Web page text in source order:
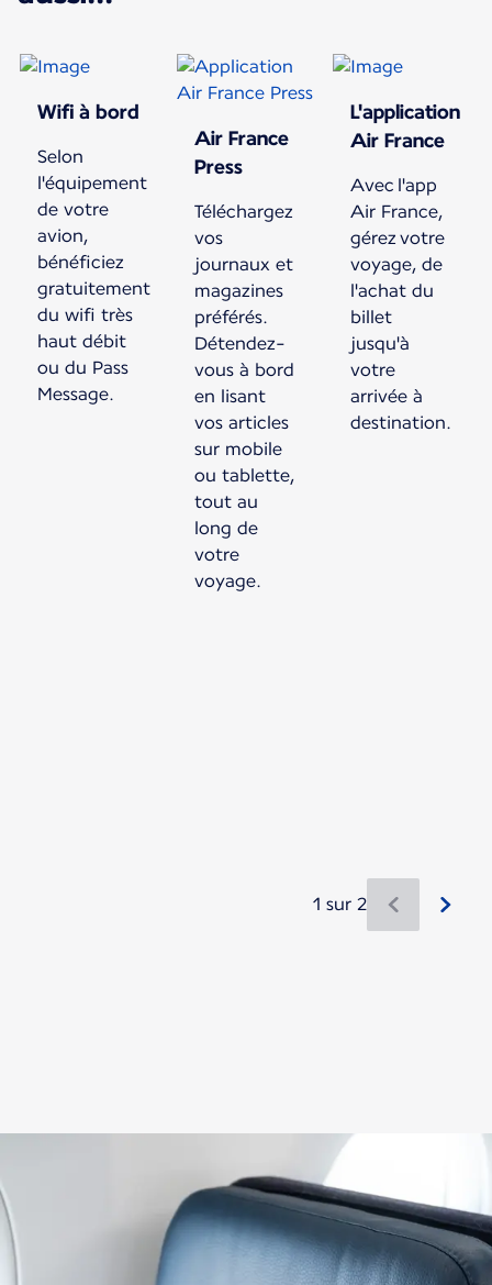
Wifi à bord
Selon
l'équipement
de votre
avion,
bénéficiez
gratuitement
du wifi très
haut débit
ou du Pass
Message.
Air France
Press
Téléchargez
vos
journaux et
magazines
préférés.
Détendez-
vous à bord
en lisant
vos articles
sur mobile
ou tablette,
tout au
long de
votre
voyage.
L'application
Air France
Avec l'app
Air France,
gérez votre
voyage, de
l'achat du
billet
jusqu'à
votre
arrivée à
destination.
1 sur 2